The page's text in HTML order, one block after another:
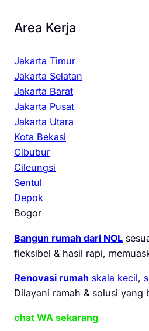
Area Kerja
Jakarta Timur
Jakarta Selatan
Jakarta Barat
Jakarta Pusat
Jakarta Utara
Kota Bekasi
Cibubur
Cileungsi
Sentul
Depok
Bogor
Bangun rumah dari NOL
fleksibel & hasil rapi,
Renovasi rumah skala kecil,
Dilayani ramah & solusi yang
chat WA sekarang